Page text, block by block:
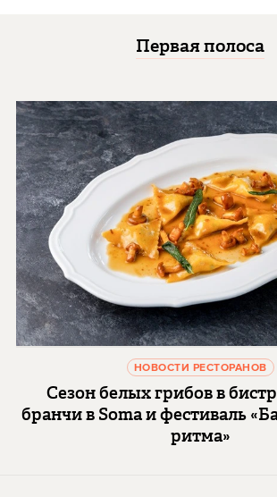
Первая полоса
НОВОСТИ РЕСТОРАНОВ
Сезон белых грибов в
бранчи в Soma и фестиваль
ритма»